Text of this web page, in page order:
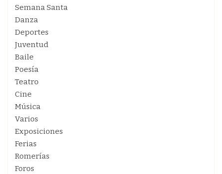
Semana Santa
Danza
Deportes
Juventud
Baile
Poesía
Teatro
Cine
Música
Varios
Exposiciones
Ferias
Romerías
Foros